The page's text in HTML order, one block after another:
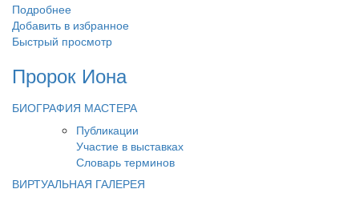
Подробнее
Добавить в избранное
Быстрый просмотр
Пророк Иона
БИОГРАФИЯ МАСТЕРА
Публикации
Участие в выставках
Словарь терминов
ВИРТУАЛЬНАЯ ГАЛЕРЕЯ